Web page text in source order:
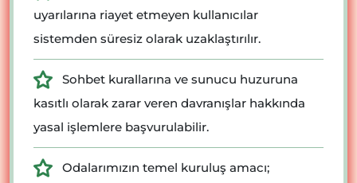
uyarılarına riayet etmeyen kullanıcılar
sistemden süresiz olarak uzaklaştırılır.
Sohbet kurallarına ve sunucu huzuruna
kasıtlı olarak zarar veren davranışlar hakkında
yasal işlemlere başvurulabilir.
Odalarımızın temel kuruluş amacı;